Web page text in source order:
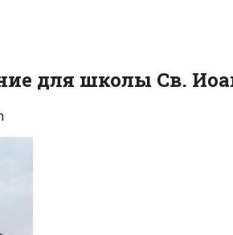
для школы Св.